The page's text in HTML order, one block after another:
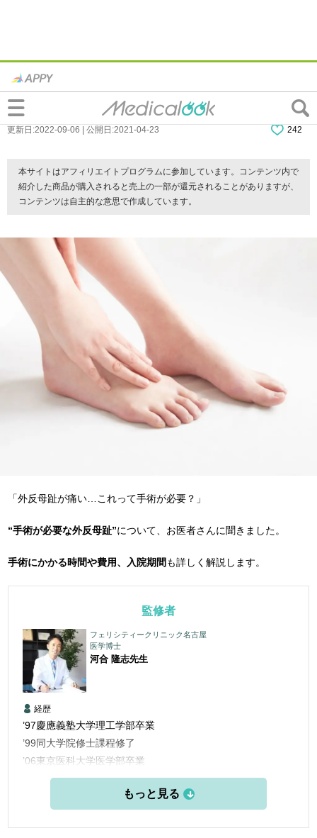
外反母趾の手術｜費用は保険適用？治療期
間は？入院期間や日帰り可能かどうかも
更新日:2022-09-06 | 公開日:2021-04-23 242
本サイトはアフィリエイトプログラムに参加しています。コンテンツ内で
紹介した商品が購入されると売上の一部が還元されることがありますが、
コンテンツは自主的な意思で作成しています。
「外反母趾が痛い…これって手術が必要？」
“手術が必要な外反母趾”について、お医者さんに聞きました。
手術にかかる時間や費用、入院期間 も詳しく解説します。
監修者
フェリシティークリニック名古屋
医学博士
河合 隆志先生
経歴
’97慶應義塾大学理工学部卒業
’99同大学院修士課程修了
’06東京医科大学医学部卒業
’06三楽病院臨床研修医
’08三楽病院整形外科他勤務
’13愛知医科大学学際的痛みセンター勤務